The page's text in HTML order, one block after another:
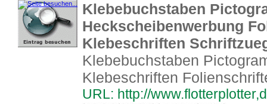
Klebebuchstaben
Heckscheibenwerbung
Klebeschriften
Klebebuchstaben
Klebeschriften
URL: http://